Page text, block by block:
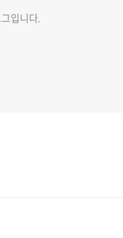
입니다.